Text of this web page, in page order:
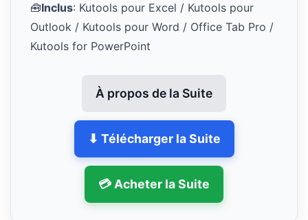
🧰Inclus: Kutools pour Excel / Kutools pour
Outlook / Kutools pour Word / Office Tab Pro /
Kutools for PowerPoint
À propos de la Suite
⬇ Télécharger la Suite
💳 Acheter la Suite